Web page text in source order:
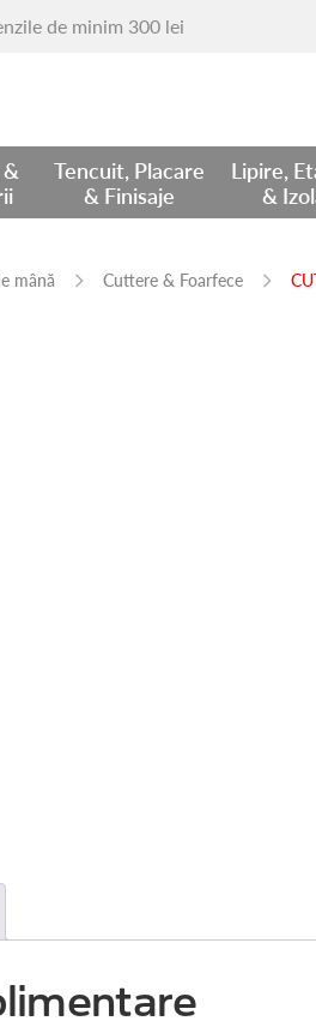
de minim 300 lei
Tencuit, Placare
& Finisaje
Lipire,
&
mână Cuttere & Foarfece